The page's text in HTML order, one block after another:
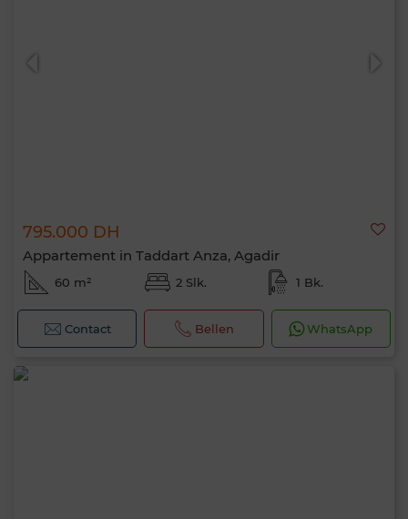
795.000 DH
Appartement in Taddart Anza, Agadir
60 m² 2 Slk. 1 Bk.
Contact Bellen WhatsApp